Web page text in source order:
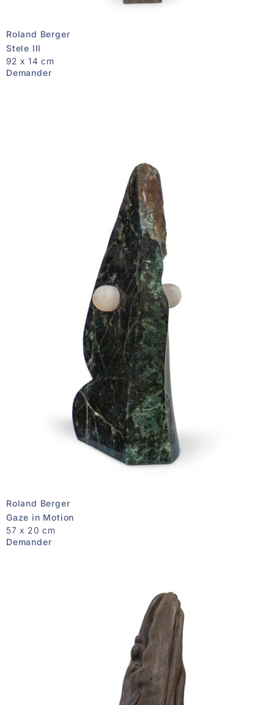
Roland Berger
Stele III
92 x 14 cm
Demander
Roland Berger
Gaze in Motion
57 x 20 cm
Demander